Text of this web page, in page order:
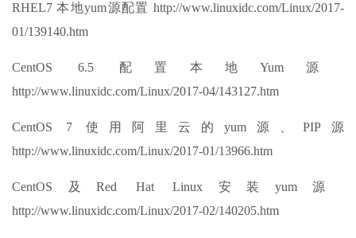
RHEL7 本地yum源配置 http://www.linuxidc.com/Linux/2017-
01/139140.htm
CentOS 6.5 配置本地Yum源
http://www.linuxidc.com/Linux/2017-04/143127.htm
CentOS 7 使用阿里云的yum源、PIP源
http://www.linuxidc.com/Linux/2017-01/13966.htm
CentOS及Red Hat Linux安装yum源
http://www.linuxidc.com/Linux/2017-02/140205.htm